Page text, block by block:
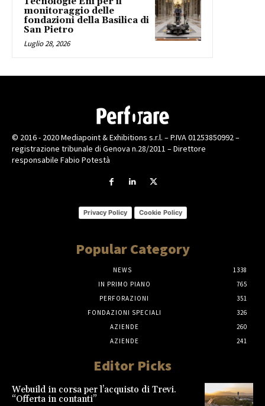
monitoraggio delle
fondazioni della Basilica di
San Pietro
Luglio 28, 2026
© 2016 - 2020 Mediapoint & Exhibitions s.r.l. – P.IVA 01253850992 –
registrazione tribunale di Genova n.28/2011 – Direttore
responsabile Fabio Potestà
Privacy Policy Cookie Policy
Popular Category
NEWS
1338
IN PRIMO PIANO
765
PERFORAZIONI
351
FONDAZIONI SPECIALI
326
AZIENDE
260
AZIENDE
241
Editor Picks
Webuild in corsa per l’acquisto di Trevi.
“Offerta in contanti”